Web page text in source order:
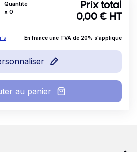
Quantité
x 0
Prix total
0,00 € HT
En france une TVA de 20% s'applique
au panier